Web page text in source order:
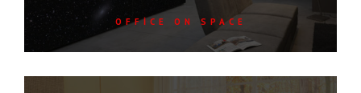
OFFICE ON SPACE